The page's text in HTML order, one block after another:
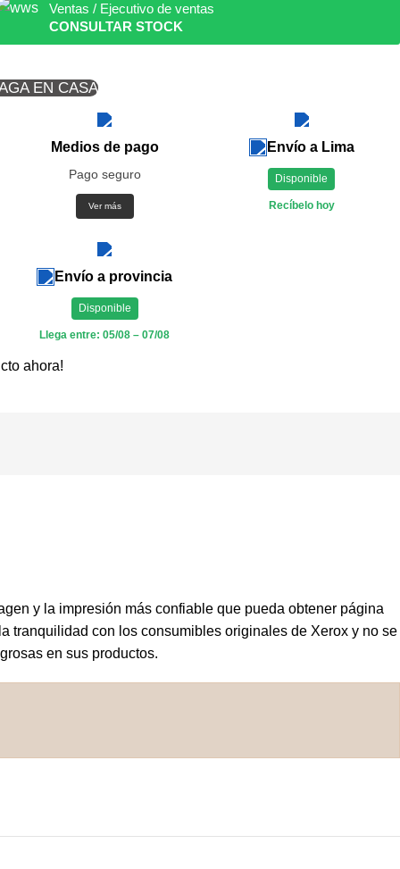
Ventas / Ejecutivo de ventas
CONSULTAR STOCK
EN CASA
Medios de pago
Pago seguro
Ver más
Envío a Lima
Disponible
Recíbelo hoy
Envío a provincia
Disponible
Llega entre: 05/08 – 07/08
ahora!
y la impresión más confiable que pueda obtener página
tranquilidad con los consumibles originales de Xerox y no se
en sus productos.